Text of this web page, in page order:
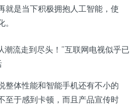
就是当下积极拥抱人工智能，使
整体性能和智能手机还有不小的
至于感到卡顿，而且产品宣传时